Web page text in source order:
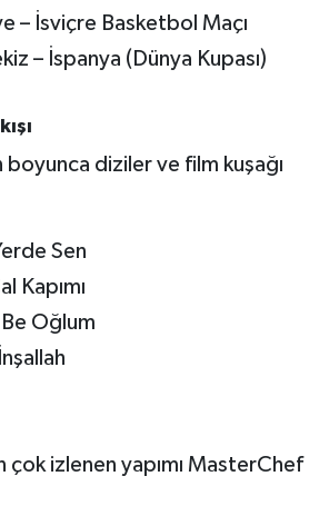
– İsviçre Basketbol Maçı
– İspanya (Dünya Kupası)
boyunca diziler ve film kuşağı
Sen
Kapımı
Oğlum
çok izlenen yapımı MasterChef